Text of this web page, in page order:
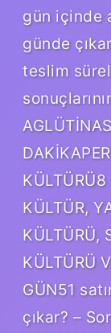
gün içinde
günde
teslim
KÜLTÜRÜ8
KÜLTÜR,
KÜLTÜRÜ,
KÜLTÜRÜ
GÜN51
çıkar? –